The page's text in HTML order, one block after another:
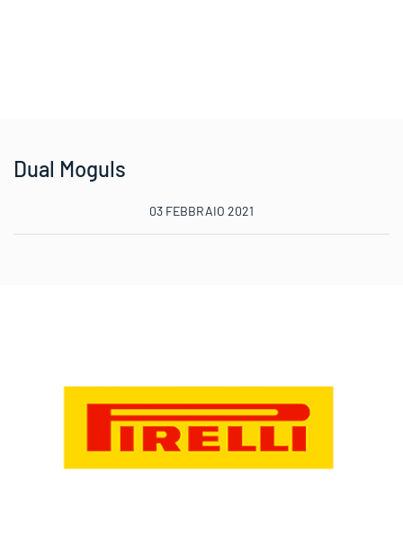
Dual Moguls
03 FEBBRAIO 2021